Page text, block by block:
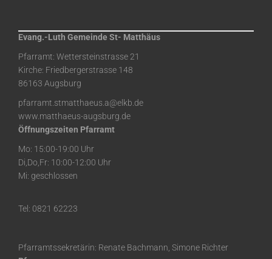
Evang.-Luth Gemeinde St- Matthäus
Pfarramt: Wettersteinstrasse 21
Kirche: Friedbergerstrasse 148
86163 Augsburg
pfarramt.stmatthaeus.a@elkb.de
www.matthaeus-augsburg.de
Öffnungszeiten Pfarramt
Mo: 15:00-19:00 Uhr
Di,Do,Fr: 10:00-12:00 Uhr
Mi: geschlossen
Tel: 0821 62223
Pfarramtssekretärin: Renate Bachmann, Simone Richter